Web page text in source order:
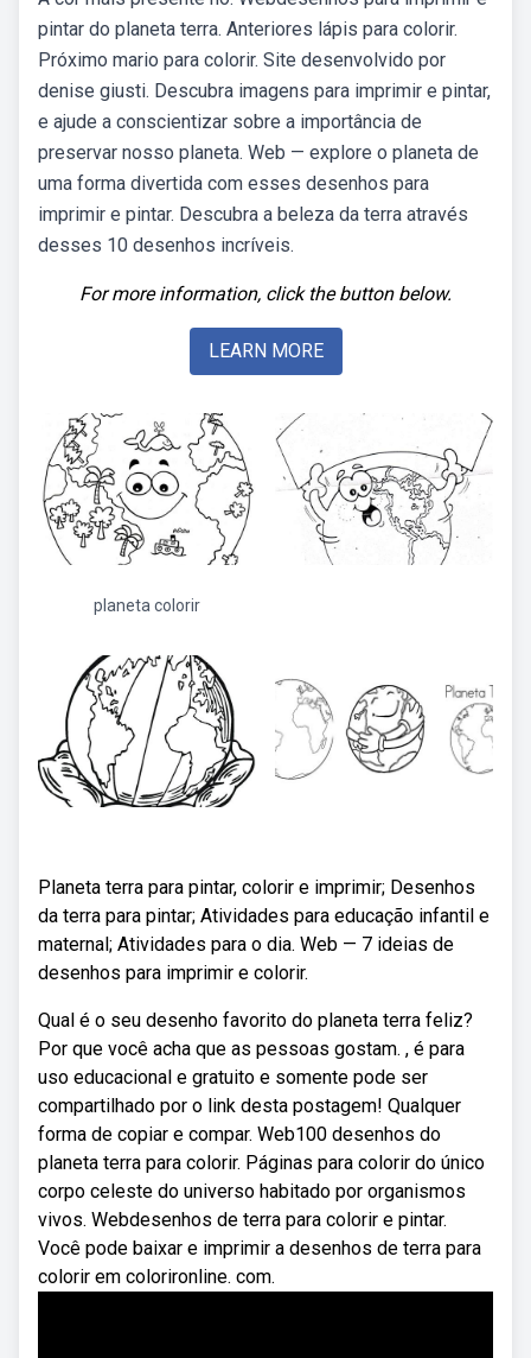
pintar do planeta terra. Anteriores lápis para colorir.
Próximo mario para colorir. Site desenvolvido por
denise giusti. Descubra imagens para imprimir e pintar,
e ajude a conscientizar sobre a importância de
preservar nosso planeta. Web — explore o planeta de
uma forma divertida com esses desenhos para
imprimir e pintar. Descubra a beleza da terra através
desses 10 desenhos incríveis.
For more information, click the button below.
LEARN MORE
planeta colorir
Planeta terra para pintar, colorir e imprimir; Desenhos
da terra para pintar; Atividades para educação infantil e
maternal; Atividades para o dia. Web — 7 ideias de
desenhos para imprimir e colorir.
Qual é o seu desenho favorito do planeta terra feliz?
Por que você acha que as pessoas gostam. , é para
uso educacional e gratuito e somente pode ser
compartilhado por o link desta postagem! Qualquer
forma de copiar e compar. Web100 desenhos do
planeta terra para colorir. Páginas para colorir do único
corpo celeste do universo habitado por organismos
vivos. Webdesenhos de terra para colorir e pintar.
Você pode baixar e imprimir a desenhos de terra para
colorir em colorironline. com.